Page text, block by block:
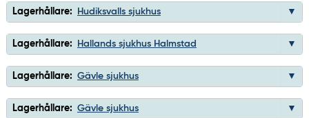
Lagerhållare: Hudiksvalls sjukhus
Lagerhållare: Hallands sjukhus Halmstad
Lagerhållare: Gävle sjukhus
Lagerhållare: Gävle sjukhus